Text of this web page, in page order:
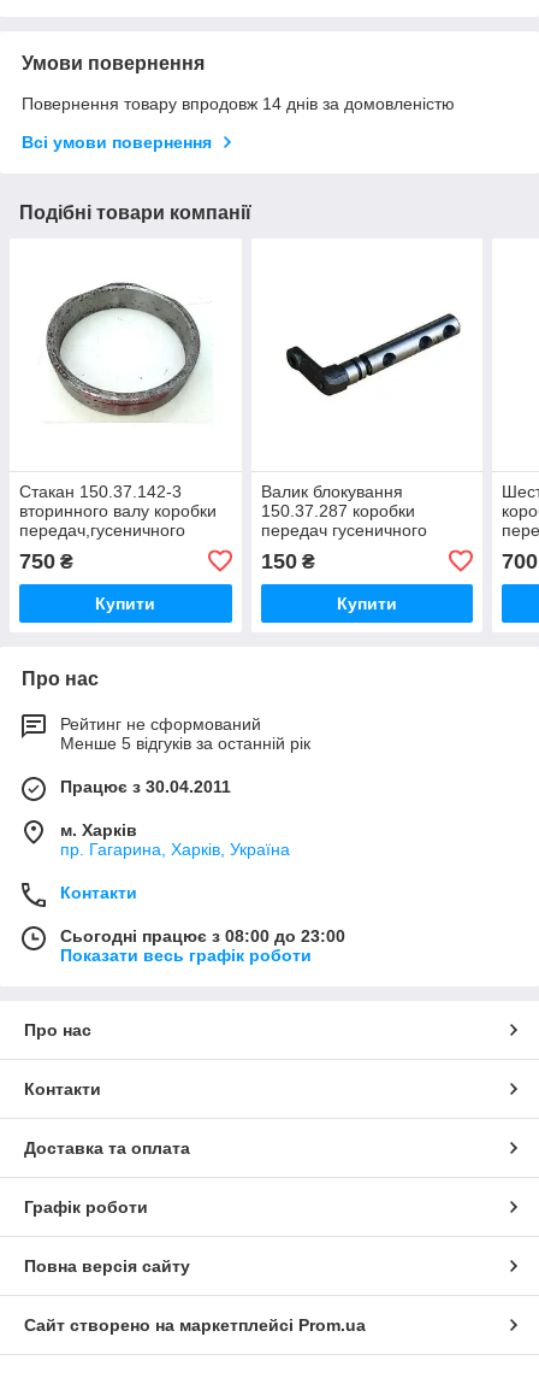
Умови повернення
Повернення товару впродовж 14 днів за домовленістю
Всі умови повернення
Подібні товари компанії
Стакан 150.37.142-3
вторинного валу коробки
передач,гусеничного
трактора Т-150г,Т-150-05-
09-25,ХТЗ-181
750 ₴
Купити
Валик блокування
150.37.287 коробки
передач гусеничного
трактора Т-150г,Т-150-05-
09-25 ХТЗ-181
150₴
Купити
09-
700
Про нас
Рейтинг не сформований
Менше 5 відгуків за останній рік
Працює з 30.04.2011
м. Харків
пр. Гагарина, Харків, Україна
Контакти
Сьогодні працює з 08:00 до 23:00
Показати весь графік роботи
Про нас
Контакти
Доставка та оплата
Графік роботи
Повна версія сайту
Сайт створено на маркетплейсі Prom.ua